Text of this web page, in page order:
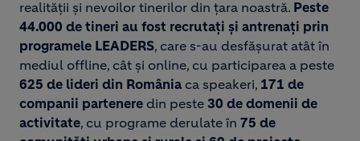
realității și nevoilor tinerilor din țara noastră. Peste
44.000 de tineri au fost recrutați și antrenați prin
programele LEADERS, care s-au desfășurat atât în
mediul offline, cât și online, cu participarea a peste
625 de lideri din România ca speakeri, 171 de
companii partenere din peste 30 de domenii de
activitate, cu programe derulate în 75 de